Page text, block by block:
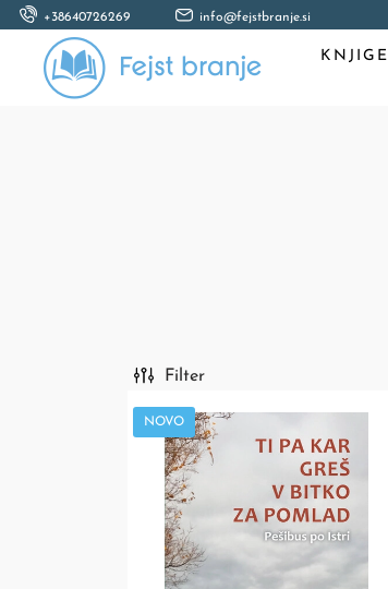
+38640726269 info@fejstbranje.si
KNJIGE
Filter
NOVO